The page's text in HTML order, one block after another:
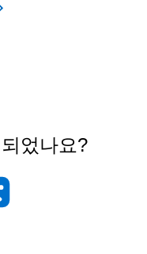
었나요?